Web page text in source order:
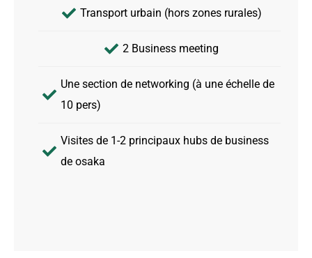
Transport urbain (hors zones rurales)
2 Business meeting
Une section de networking (à une échelle de
10 pers)
Visites de 1-2 principaux hubs de business
de osaka